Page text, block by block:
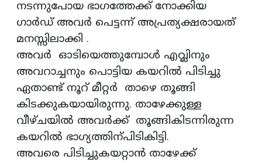
നടന്നുപോയ ഭാഗത്തേക്ക് നോക്കിയ
ഗാർഡ് അവർ പെട്ടന്ന് അപ്രത്യക്ഷരായത്
മനസ്സിലാക്കി .
അവർ ഓടിയെത്തുമ്പോൾ എവ്ലിനും
അവറാച്ചനും പൊട്ടിയ കയറിൽ പിടിച്ചു
ഏതാണ്ട് നൂറ് മീറ്റർ താഴെ തൂങ്ങി
കിടക്കുകയായിരുന്നു. താഴേക്കുള്ള
വീഴ്ചയിൽ അവർക്ക് തൂങ്ങികിടന്നിരുന്ന
കയറിൽ ഭാഗ്യത്തിന്പിടികിട്ടി.
അവരെ പിടിച്ചുകയറ്റാൻ താഴേക്ക്